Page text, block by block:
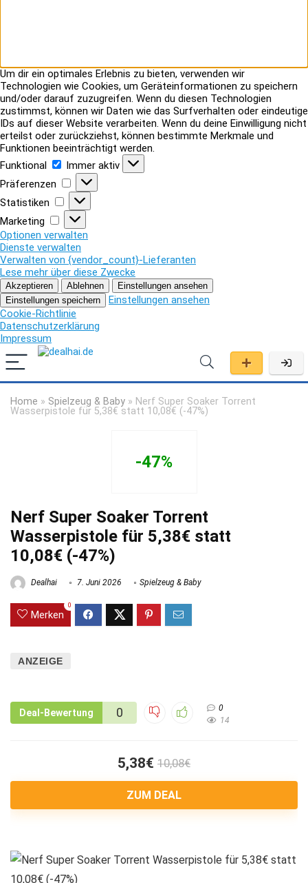
Um dir ein optimales Erlebnis zu bieten, verwenden wir
Technologien wie Cookies, um Geräteinformationen zu speichern
und/oder darauf zuzugreifen. Wenn du diesen Technologien
zustimmst, können wir Daten wie das Surfverhalten oder eindeutige
IDs auf dieser Website verarbeiten. Wenn du deine Einwilligung nicht
erteilst oder zurückziehst, können bestimmte Merkmale und
Funktionen beeinträchtigt werden.
Funktional
Funktional
Immer aktiv
Präferenzen
Präferenzen
Statistiken
Statistiken
Marketing
Marketing
Optionen verwalten
Dienste verwalten
Verwalten von {vendor_count}-Lieferanten
Lese mehr über diese Zwecke
Akzeptieren Ablehnen
Einstellungen ansehen
Einstellungen speichern
Einstellungen ansehen
Cookie-Richtlinie
Datenschutzerklärung
Impressum
Home » Spielzeug & Baby » Nerf Super Soaker Torrent
Wasserpistole für 5,38€ statt 10,08€ (-47%)
-47%
Nerf Super Soaker Torrent
Wasserpistole für 5,38€ statt
10,08€ (-47%)
Dealhai 7. Juni 2026 Spielzeug & Baby
Merken
0
ANZEIGE
Deal-Bewertung 0
0
14
5,38€ 10,08€
ZUM DEAL